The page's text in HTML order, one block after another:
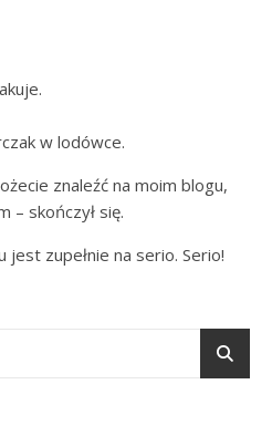
w lodówce.
znaleźć na moim blogu,
– skończył się.
zupełnie na serio. Serio!